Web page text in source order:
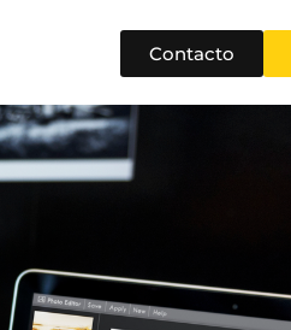
Contacto